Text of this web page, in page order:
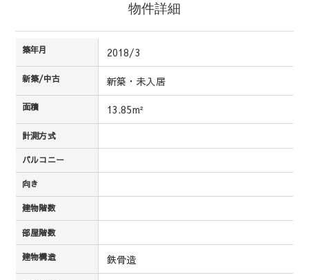
物件詳細
築年月 2018/3
新築/中古 新築・未入居
面積 13.85m²
計測方式
バルコニー
向き
建物階数
部屋階数
建物構造 鉄骨造